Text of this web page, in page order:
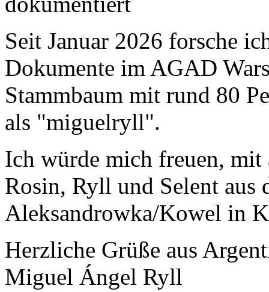
Seit Januar 2026 forsche
Dokumente im AGAD
Stammbaum mit rund 80
als "miguelryll".
Ich würde mich freuen, mit
Rosin, Ryll und Selent aus
Aleksandrowka/Kowel in
Herzliche Grüße aus
Miguel Ángel Ryll